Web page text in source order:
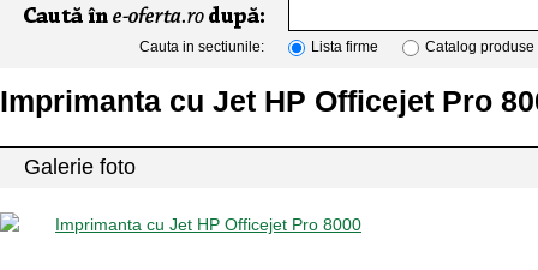
Cauta in sectiunile: Lista firme Catalog produse
Imprimanta cu Jet HP Officejet Pro
Galerie foto